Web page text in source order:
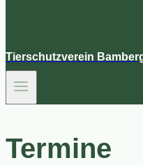
Tierschutzverein
Termine